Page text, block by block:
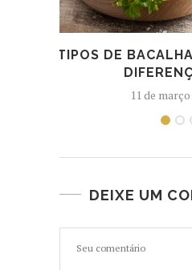
TIPOS DE
11 de
DEIXE UM